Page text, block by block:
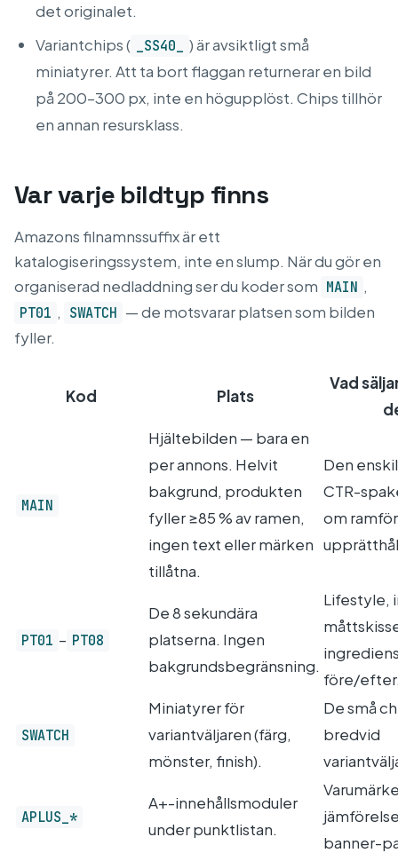
det originalet.
Variantchips (
_SS40_
) är avsiktligt små
miniatyrer. Att ta bort flaggan returnerar en bild
på 200–300 px, inte en högupplöst. Chips tillhör
en annan resursklass.
Var varje bildtyp finns
Amazons filnamnssuffix är ett
katalogiseringssystem, inte en slump. När du gör en
organiserad nedladdning ser du koder som MAIN ,
PT01 , SWATCH — de motsvarar platsen som bilden
fyller.
Kod Plats
Vad
MAIN
Hjältebilden — bara en
per annons. Helvit
bakgrund, produkten
fyller ≥85 % av ramen,
ingen text eller märken
tillåtna.
Den
CTR-
om
PT01 – PT08
De 8 sekundära
platserna. Ingen
bakgrundsbegränsning.
Lifestyle,
före/
SWATCH
Miniatyrer för
variantväljaren (färg,
mönster, finish).
De små
bredvid
APLUS_*
A+-innehållsmoduler
under punktlistan.
banner-